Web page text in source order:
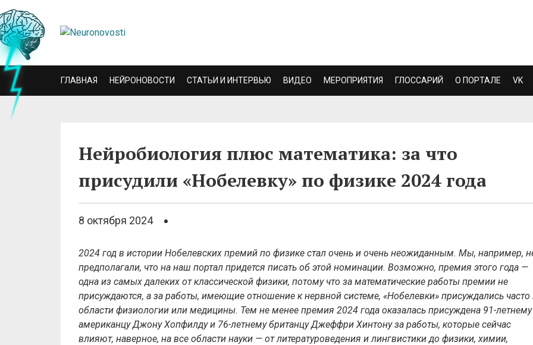
ГЛАВНАЯ НЕЙРОНОВОСТИ СТАТЬИ И ИНТЕРВЬЮ ВИДЕО МЕРОПРИЯТИЯ ГЛОССАРИЙ О ПОРТАЛЕ VK
Нейробиология плюс математика: за что
присудили «Нобелевку» по физике 2024 года
8 октября 2024
2024 год в истории Нобелевских премий по физике стал очень и очень неожиданным. Мы, например,
предполагали, что на наш портал придется писать об этой номинации. Возможно, премия этого года —
одна из самых далеких от классической физики, потому что за математические работы премии не
присуждаются, а за работы, имеющие отношение к нервной системе, «Нобелевки» присуждались часто
области физиологии или медицины. Тем не менее премия 2024 года оказалась присуждена 91-летнему
американцу Джону Хопфилду и 76-летнему британцу Джеффри Хинтону за работы, которые сейчас
влияют, наверное, на все области науки — от литературоведения и лингвистики до физики, химии,